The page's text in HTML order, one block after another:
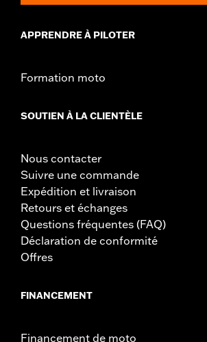
APPRENDRE À PILOTER
Formation moto
SOUTIEN À LA CLIENTÈLE
Nous contacter
Suivre une commande
Expédition et livraison
Retours et échanges
Questions fréquentes (FAQ)
Déclaration de conformité
Offres
FINANCEMENT
Financement de moto